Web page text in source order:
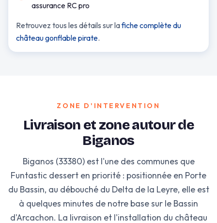
assurance RC pro
Retrouvez tous les détails sur lafiche complète du
château gonflable pirate.
ZONE D'INTERVENTION
Livraison et zone autour de
Biganos
Biganos (33380) est l'une des communes que
Funtastic dessert en priorité : positionnée en Porte
du Bassin, au débouché du Delta de la Leyre, elle est
à quelques minutes de notre base sur le Bassin
d'Arcachon. La livraison et l'installation du château